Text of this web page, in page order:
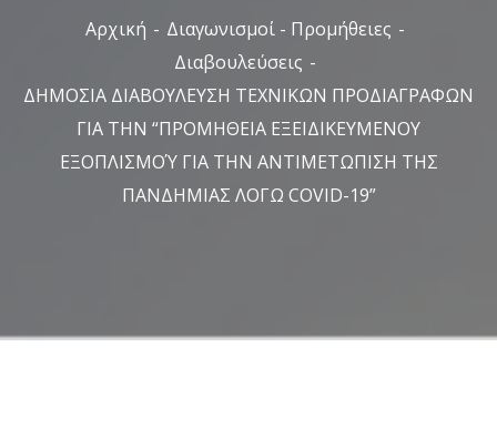
Αρχική
Διαγωνισμοί - Προμήθειες
Διαβουλεύσεις
ΔΗΜΟΣΙΑ ΔΙΑΒΟΥΛΕΥΣΗ ΤΕΧΝΙΚΩΝ ΠΡΟΔΙΑΓΡΑΦΩΝ
ΓΙΑ ΤΗΝ “ΠΡΟΜΗΘΕΙΑ ΕΞΕΙΔΙΚΕΥΜΕΝΟΥ
ΕΞΟΠΛΙΣΜΟΎ ΓΙΑ ΤΗΝ ΑΝΤΙΜΕΤΩΠΙΣΗ ΤΗΣ
ΠΑΝΔΗΜΙΑΣ ΛΟΓΩ COVID-19”